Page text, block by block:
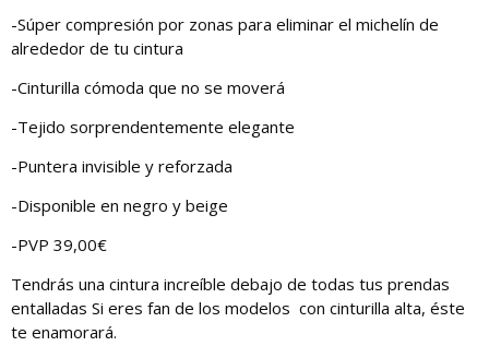
-Súper compresión por zonas para eliminar el michelín de
alrededor de tu cintura
-Cinturilla cómoda que no se moverá
-Tejido sorprendentemente elegante
-Puntera invisible y reforzada
-Disponible en negro y beige
-PVP 39,00€
Tendrás una cintura increíble debajo de todas tus prendas
entalladas Si eres fan de los modelos con cinturilla alta, éste
te enamorará.